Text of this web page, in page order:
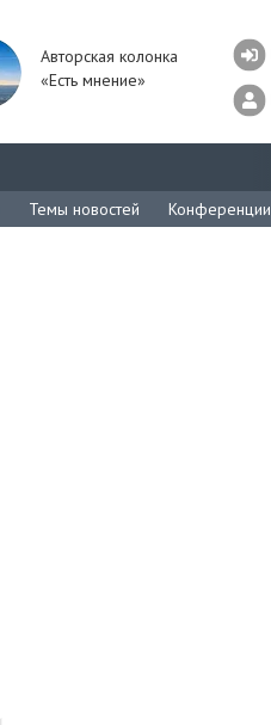
Авторская колонка
«Есть мнение»
Темы новостей Конференции